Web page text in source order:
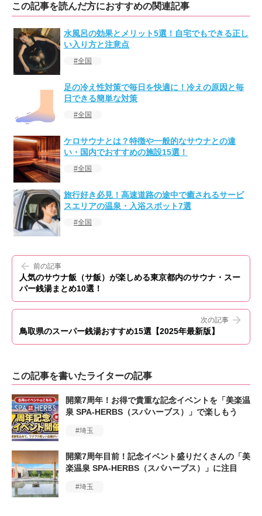
この記事を読んだ方におすすめの関連記事
水風呂の効果とメリット5選！自宅でもできる正し
い入り方と注意点
全国
足の冷え性対策で毎日を快適に！冷えの原因と毎
日できる簡単な対策
全国
ケロサウナとは？特徴や一般的なサウナとの違
い・国内でおすすめの施設15選！
全国
旅行好き必見！高速道路の途中で癒されるサービ
スエリアの温泉・入浴スポット7選
全国
前の記事
人気のサウナ飯（サ飯）が楽しめる東京都内のサウナ・スー
パー銭湯まとめ10選！
次の記事
鳥取県のスーパー銭湯おすすめ15選【2025年最新版】
この記事を書いたライターの記事
開業7周年！お得で貴重な記念イベントを「美楽温
泉 SPA-HERBS（スパハーブス）」で楽しもう
埼玉
開業7周年目前！記念イベント盛りだくさんの「美
楽温泉 SPA-HERBS（スパハーブス）」に注目
埼玉